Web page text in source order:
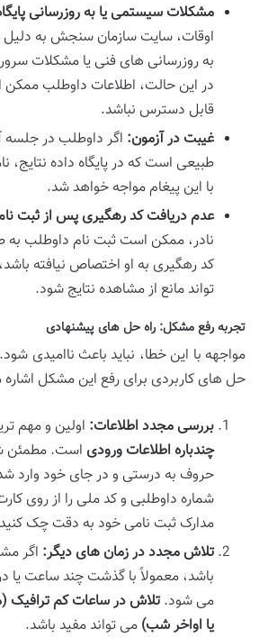
مشکلات سیستمی یا به روزرسانی
اوقات، سایت سازمان سنجش به دلیل
به روزرسانی های فنی یا مشکلات
در این حالت، اطلاعات داوطلب
قابل دسترس نباشد.
غیبت در آزمون: اگر داوطلب در جلسه
طبیعی است که در پایگاه داده نتایج،
با این پیغام مواجه خواهد شد.
عدم دریافت کد رهگیری پس از ثبت
نادر، ممکن است ثبت نام داوطلب به
کد رهگیری به او اختصاص نیافته
تواند مانع از مشاهده نتایج شود.
تجربه رفع مشکل: راه حل های پیشنهادی
مواجهه با این خطا، نباید باعث ناامیدی
حل های کاربردی برای رفع این مشکل
بررسی مجدد اطلاعات: اولین و مهم
چندباره اطلاعات ورودی است. مطمئن
حروف به درستی و در جای خود وارد
شماره داوطلبی و کد ملی را از روی
مدارک ثبت نامی خود به دقت چک
تلاش مجدد در زمان های دیگر: اگر
باشد، معمولاً با گذشت چند ساعت یا
می شود.تلاش در ساعات کم ترافیک
یا اواخر شب) می تواند مفید باشد.